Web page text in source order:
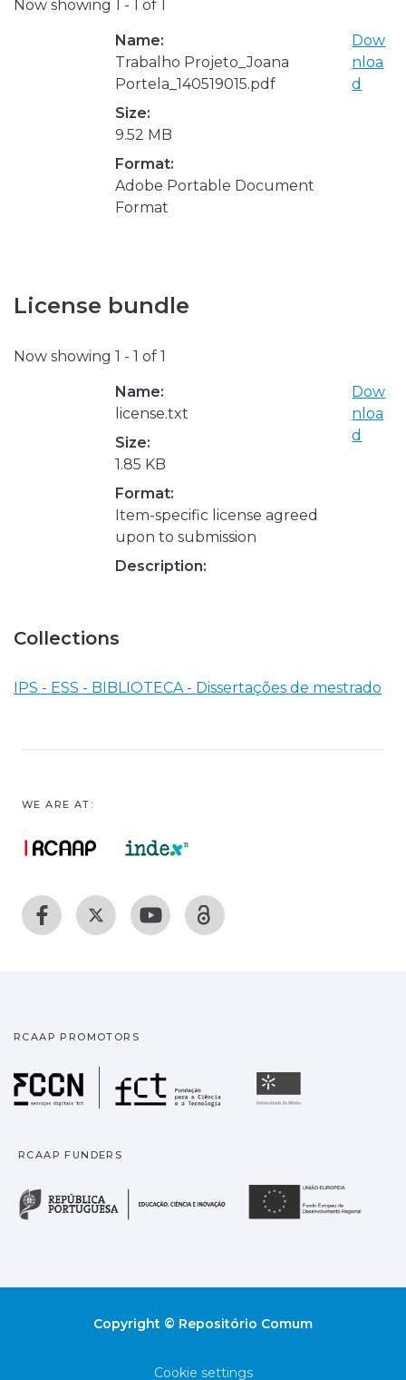
Now showing 1 - 1 of 1
Name:
Trabalho Projeto_Joana
Portela_140519015.pdf
Size:
9.52 MB
Format:
Adobe Portable Document
Format
Dow
nloa
d
License bundle
Now showing 1 - 1 of 1
Name:
license.txt
Size:
1.85 KB
Format:
Item-specific license agreed
upon to submission
Description:
Dow
nloa
d
Collections
IPS - ESS - BIBLIOTECA - Dissertações de mestrado
WE ARE AT:
RCAAP PROMOTORS
Fundação para a
RCAAP FUNDERS
República Portuguesa
Copyright © Repositório Comum
Cookie settings